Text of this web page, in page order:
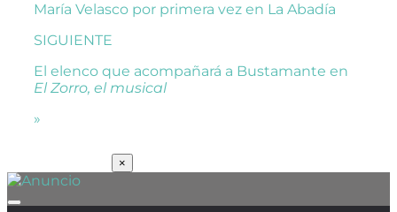
María Velasco por primera vez en La Abadía
SIGUIENTE
El elenco que acompañará a Bustamante en
El Zorro, el musical
»
×